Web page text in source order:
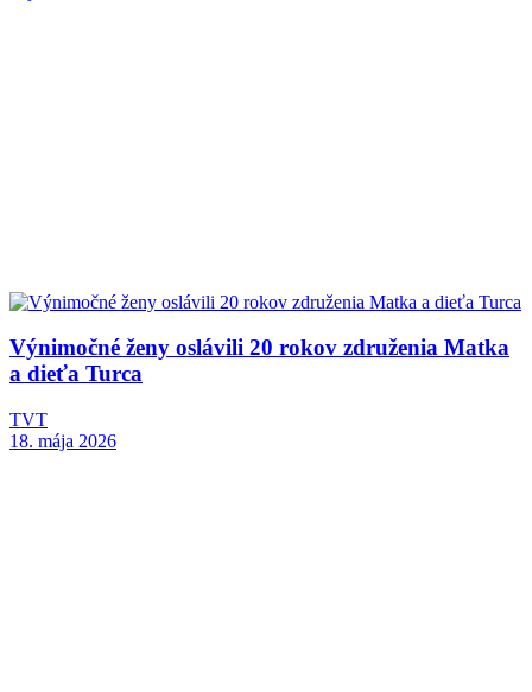
Výnimočné ženy oslávili 20 rokov združenia Matka
a dieťa Turca
TVT
18. mája 2026